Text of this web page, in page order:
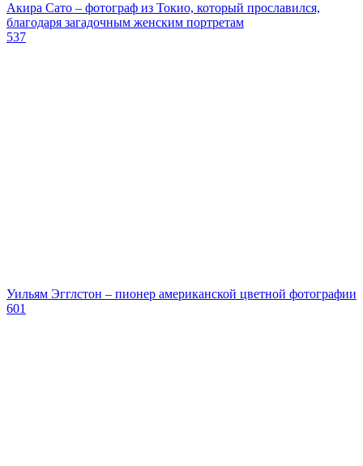
Акира Сато – фотограф из Токио, который прославился,
благодаря загадочным женским портретам
537
Уильям Эгглстон – пионер американской цветной фотографии
601